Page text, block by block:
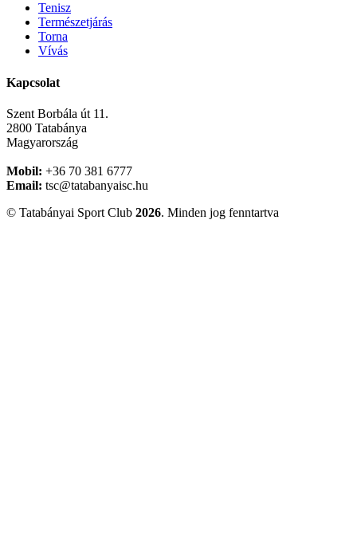
Tenisz
Természetjárás
Torna
Vívás
Kapcsolat
Szent Borbála út 11.
2800 Tatabánya
Magyarország
Mobil: +36 70 381 6777
Email: tsc@tatabanyaisc.hu
© Tatabányai Sport Club 2026. Minden jog fenntartva